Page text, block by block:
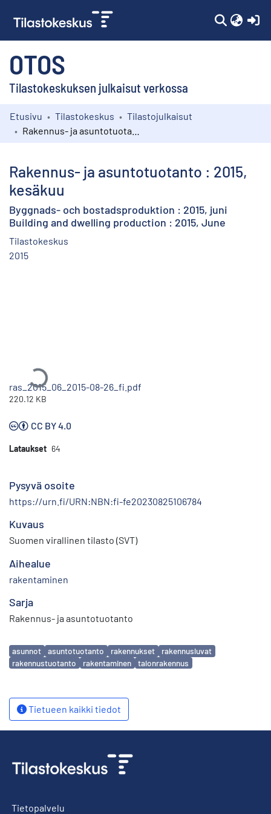
OTOS
Tilastokeskuksen julkaisut verkossa
Kokoelmat
Etusivu Tilastokeskus
Tilastojulkaisut
Rakennus- ja asuntotuotanto : 2015,
kesäkuu
Byggnads- och bostadsproduktion : 2015, juni
Building and dwelling production : 2015, June
Tilastokeskus
2015
Ladataan...
ras_2015_06_2015-08-26_fi.pdf
220.12 KB
CC BY 4.0
Lataukset 64
Pysyvä osoite
https://urn.fi/URN:NBN:fi-fe20230825106784
Kuvaus
Suomen virallinen tilasto (SVT)
Aihealue
rakentaminen
Sarja
Rakennus- ja asuntotuotanto
Avainsanat
asunnot asuntotuotanto rakennukset
rakennusluvat
rakennustuotanto
rakentaminen talonrakennus
Tietueen kaikki tiedot
Tietopalvelu